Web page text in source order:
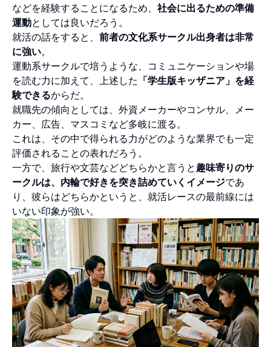
などを経験することになるため、 社会に出るための準備
運動としては良いだろう。
就活の話をすると、 前者の文化系サークル出身者は非常
に強い。
運動系サークルで培うような、コミュニケーションや場
を読む力に加えて、上述した 「学生版キッザニア」を経
験できるからだ。
就職先の傾向としては、外資メーカーやコンサル、メー
カー、広告、マスコミなど多岐に渡る。
これは、その中で得られる力がどのような業界でも一定
評価されることの表れだろう。
一方で、旅行や文芸などどちらかと言うと 趣味寄りのサ
ークルは、内輪で好きを突き詰めていくイメージであ
り、彼らはどちらかというと、就活レースの最前線には
いない印象が強い。